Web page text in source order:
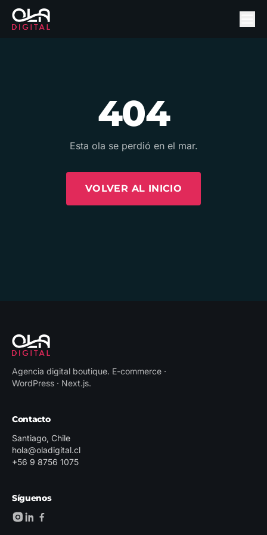
404
Esta ola se perdió en el mar.
VOLVER AL INICIO
Agencia digital boutique. E-commerce ·
WordPress · Next.js.
Contacto
Santiago, Chile
hola@oladigital.cl
+56 9 8756 1075
Síguenos